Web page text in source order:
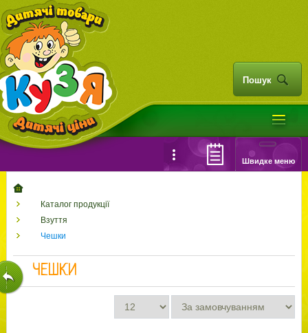
Пошук
Швидке меню
Каталог продукції
Взуття
Чешки
ЧЕШКИ